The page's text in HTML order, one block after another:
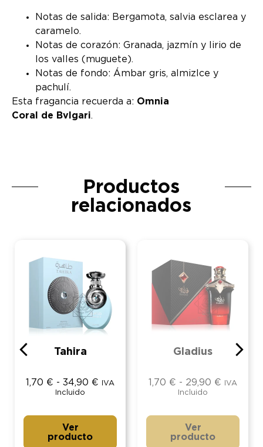
Notas de salida: Bergamota, salvia esclarea y
caramelo.
Notas de corazón: Granada, jazmín y lirio de
los valles (muguete).
Notas de fondo: Ámbar gris, almizlce y
pachulí.
Esta fragancia recuerda a: Omnia
Coral de Bvlgari.
Productos
relacionados
Tahira
1,70 € - 34,90 €
IVA
Incluido
Ver
producto
Gladius
1,70 € - 29,90 €
IVA
Incluido
Ver
producto